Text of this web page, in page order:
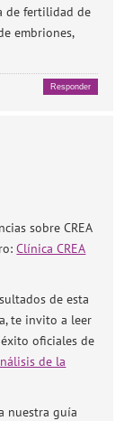
de fertilidad de
embriones,
Responder
sobre CREA
Clínica CREA
de esta
te invito a leer
oficiales de
de la
nuestra guía